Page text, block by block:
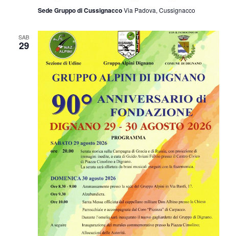
Sede Gruppo di CussignaccoVia Padova, Cussignacco
SAB
29